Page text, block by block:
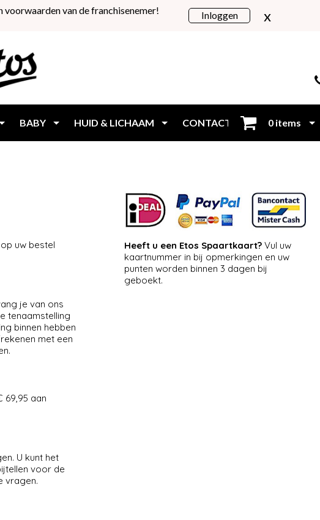
van de franchisenemer!
Inloggen x
BABY HUID & LICHAAM CONTACT Inloggen
0 items
uw bestel
je van ons
tenaamstelling
binnen hebben
met een
69,95 aan
U kunt het
voor de
vragen.
Heeft u een Etos Spaartkaart? Vul uw
kaartnummer in bij opmerkingen en uw
punten worden binnen 3 dagen bij
geboekt.